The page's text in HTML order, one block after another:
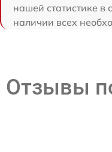
нашей статистике в
наличии всех
Отзывы